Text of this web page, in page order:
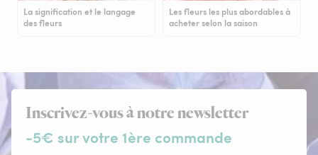
La signification et le langage
des fleurs
Les fleurs les plus abordables à
acheter selon la saison
Inscrivez-vous à notre newsletter
-5€ sur votre 1ère commande